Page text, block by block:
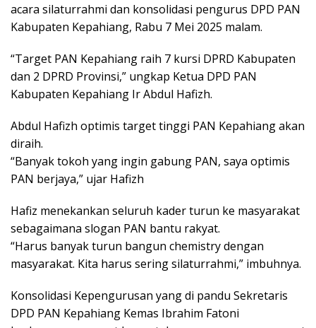
acara silaturrahmi dan konsolidasi pengurus DPD PAN
Kabupaten Kepahiang, Rabu 7 Mei 2025 malam.
“Target PAN Kepahiang raih 7 kursi DPRD Kabupaten
dan 2 DPRD Provinsi,” ungkap Ketua DPD PAN
Kabupaten Kepahiang Ir Abdul Hafizh.
Abdul Hafizh optimis target tinggi PAN Kepahiang akan
diraih.
“Banyak tokoh yang ingin gabung PAN, saya optimis
PAN berjaya,” ujar Hafizh
Hafiz menekankan seluruh kader turun ke masyarakat
sebagaimana slogan PAN bantu rakyat.
“Harus banyak turun bangun chemistry dengan
masyarakat. Kita harus sering silaturrahmi,” imbuhnya.
Konsolidasi Kepengurusan yang di pandu Sekretaris
DPD PAN Kepahiang Kemas Ibrahim Fatoni